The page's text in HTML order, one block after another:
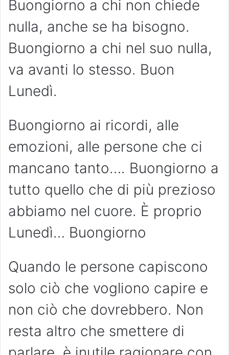
Buongiorno a chi non chiede
nulla, anche se ha bisogno.
Buongiorno a chi nel suo nulla,
va avanti lo stesso. Buon
Lunedì.
Buongiorno ai ricordi, alle
emozioni, alle persone che ci
mancano tanto…. Buongiorno a
tutto quello che di più prezioso
abbiamo nel cuore. È proprio
Lunedì… Buongiorno
Quando le persone capiscono
solo ciò che vogliono capire e
non ciò che dovrebbero. Non
resta altro che smettere di